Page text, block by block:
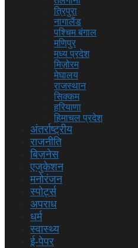
त्रिपुरा
नागालैंड
पश्चिम बंगाल
मणिपुर
मध्य प्रदेश
मिज़ोरम
मेघालय
राजस्थान
सिक्कम
हरियाणा
हिमाचल प्रदेश
अंतर्राष्ट्रीय
राजनीति
बिज़नेस
एजुकेशन
मनोरंजन
स्पोर्ट्स
अपराध
धर्म
स्वास्थ्य
ई-पेपर